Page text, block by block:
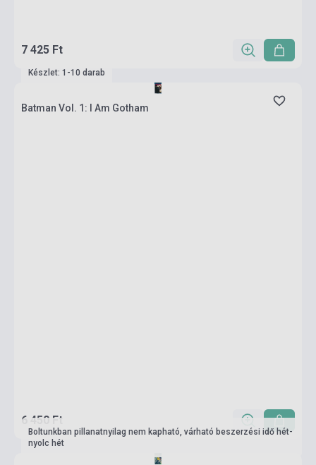
7 425 Ft
Készlet: 1-10 darab
Batman Vol. 1: I Am Gotham
6 450 Ft
Boltunkban pillanatnyilag nem kapható, várható beszerzési idő hét-
nyolc hét